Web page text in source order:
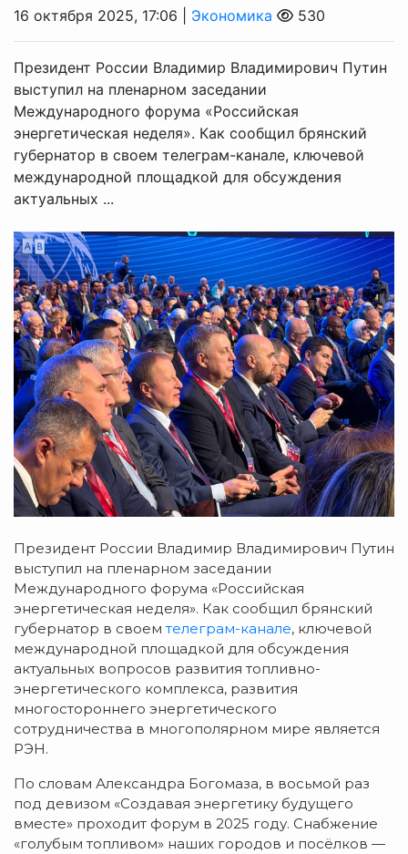
16 октября 2025, 17:06 | Экономика 530
Президент России Владимир Владимирович Путин
выступил на пленарном заседании
Международного форума «Российская
энергетическая неделя». Как сообщил брянский
губернатор в своем телеграм-канале, ключевой
международной площадкой для обсуждения
актуальных ...
Президент России Владимир Владимирович Путин
выступил на пленарном заседании
Международного форума «Российская
энергетическая неделя». Как сообщил брянский
губернатор в своемтелеграм-канале, ключевой
международной площадкой для обсуждения
актуальных вопросов развития топливно-
энергетического комплекса, развития
многостороннего энергетического
сотрудничества в многополярном мире является
РЭН.
По словам Александра Богомаза, в восьмой раз
под девизом «Создавая энергетику будущего
вместе» проходит форум в 2025 году. Снабжение
«голубым топливом» наших городов и посёлков —